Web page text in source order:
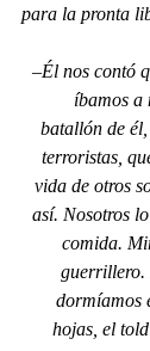
para la pronta
–Él nos contó
íbamos a
batallón de
terroristas,
vida de otros
así. Nosotros
comida.
guerrillero.
dormíamos
hojas, el